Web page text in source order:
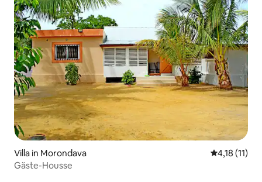
Villa in Morondava
4,18 (11)
Gäste-Housse